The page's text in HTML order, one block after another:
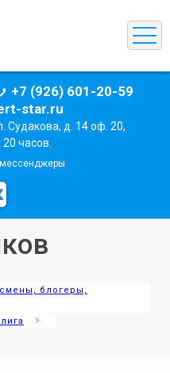
+7 (926) 601-20-59
star.ru
Судакова, д. 14 оф. 20,
часов.
блогеры,